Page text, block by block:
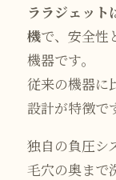
ララジェット
機で、安全性
機器です。
従来の機器に
設計が特徴で
独自の負圧シ
毛穴の奥まで